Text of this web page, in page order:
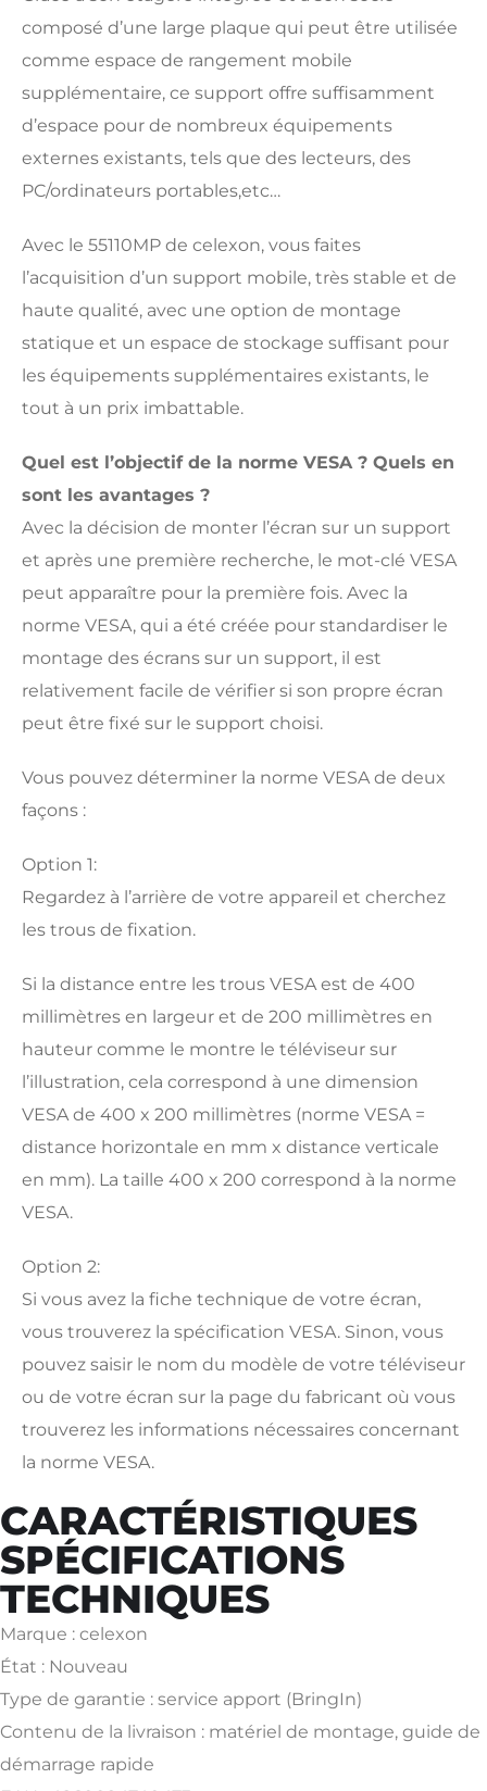
composé d’une large plaque qui peut être utilisée
comme espace de rangement mobile
supplémentaire, ce support offre suffisamment
d’espace pour de nombreux équipements
externes existants, tels que des lecteurs, des
PC/ordinateurs portables,etc…
Avec le 55110MP de celexon, vous faites
l’acquisition d’un support mobile, très stable et de
haute qualité, avec une option de montage
statique et un espace de stockage suffisant pour
les équipements supplémentaires existants, le
tout à un prix imbattable.
Quel est l’objectif de la norme VESA ? Quels en
sont les avantages ?
Avec la décision de monter l’écran sur un support
et après une première recherche, le mot-clé VESA
peut apparaître pour la première fois. Avec la
norme VESA, qui a été créée pour standardiser le
montage des écrans sur un support, il est
relativement facile de vérifier si son propre écran
peut être fixé sur le support choisi.
Vous pouvez déterminer la norme VESA de deux
façons :
Option 1:
Regardez à l’arrière de votre appareil et cherchez
les trous de fixation.
Si la distance entre les trous VESA est de 400
millimètres en largeur et de 200 millimètres en
hauteur comme le montre le téléviseur sur
l’illustration, cela correspond à une dimension
VESA de 400 x 200 millimètres (norme VESA =
distance horizontale en mm x distance verticale
en mm). La taille 400 x 200 correspond à la norme
VESA.
Option 2:
Si vous avez la fiche technique de votre écran,
vous trouverez la spécification VESA. Sinon, vous
pouvez saisir le nom du modèle de votre téléviseur
ou de votre écran sur la page du fabricant où vous
trouverez les informations nécessaires concernant
la norme VESA.
CARACTÉRISTIQUES
SPÉCIFICATIONS
TECHNIQUES
Marque : celexon
État : Nouveau
Type de garantie : service apport (BringIn)
Contenu de la livraison : matériel de montage, guide de
démarrage rapide